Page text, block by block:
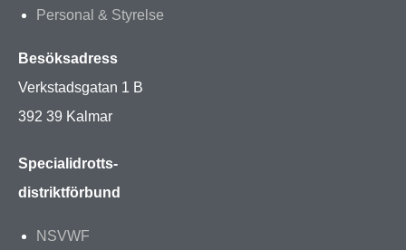
Personal & Styrelse
Besöksadress
Verkstadsgatan 1 B
392 39 Kalmar
Specialidrotts-
distriktförbund
NSVWF